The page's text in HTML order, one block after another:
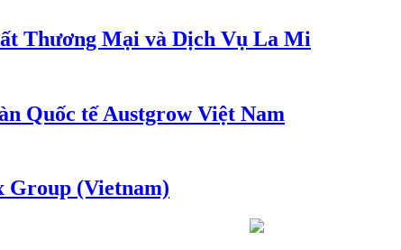
Thương Mại và Dịch Vụ La Mi
Quốc tế Austgrow Việt Nam
Group (Vietnam)